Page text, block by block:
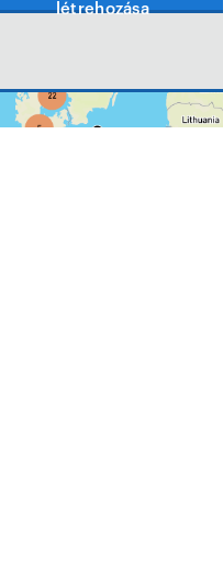
létrehozása